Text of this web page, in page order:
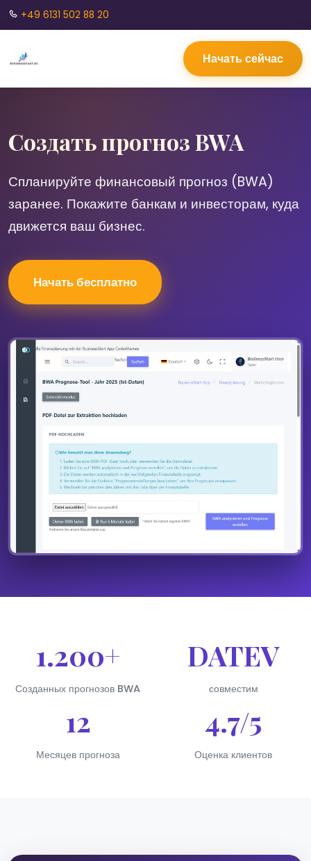
+49 6131 502 88 20
Начать сейчас
Создать прогноз BWA
Спланируйте финансовый прогноз (BWA)
заранее. Покажите банкам и инвесторам, куда
движется ваш бизнес.
Начать бесплатно
1.200+
Созданных прогнозов BWA
DATEV
совместим
12
Месяцев прогноза
4.7/5
Оценка клиентов